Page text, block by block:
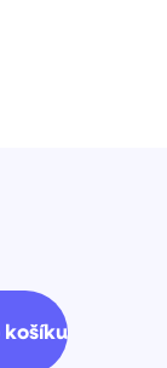
košíku